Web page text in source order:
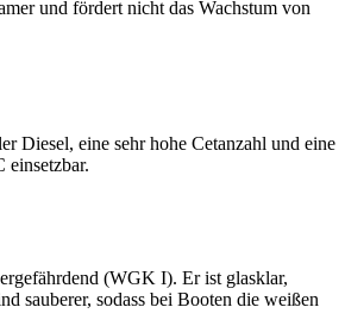
und fördert nicht das Wachstum von
Diesel, eine sehr hohe Cetanzahl und eine
(WGK I). Er ist glasklar,
sauberer, sodass bei Booten die weißen